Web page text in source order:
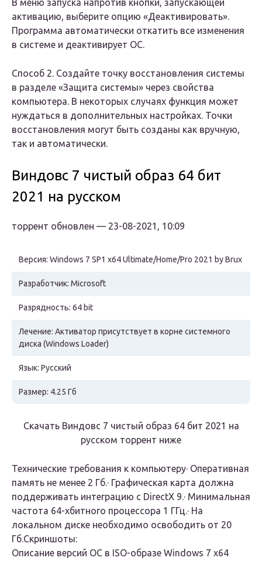
В меню запуска напротив кнопки, запускающей
активацию, выберите опцию «Деактивировать».
Программа автоматически откатить все изменения
в системе и деактивирует ОС.
Способ 2. Создайте точку восстановления системы
в разделе «Защита системы» через свойства
компьютера. В некоторых случаях функция может
нуждаться в дополнительных настройках. Точки
восстановления могут быть созданы как вручную,
так и автоматически.
Виндовс 7 чистый образ 64 бит
2021 на русском
торрент обновлен — 23-08-2021, 10:09
Версия: Windows 7 SP1 x64 Ultimate/Home/Pro 2021 by Brux
Разработчик: Microsoft
Разрядность: 64 bit
Лечение: Активатор присутствует в корне системного
диска (Windows Loader)
Язык: Русский
Размер: 4.25 Гб
Скачать Виндовс 7 чистый образ 64 бит 2021 на
русском торрент ниже
Технические требования к компьютеру· Оперативная
память не менее 2 Гб.· Графическая карта должна
поддерживать интеграцию с DirectX 9.· Минимальная
частота 64-хбитного процессора 1 ГГц.· На
локальном диске необходимо освободить от 20
Гб.Скриншоты:
Описание версий ОС в ISO-образе Windows 7 x64